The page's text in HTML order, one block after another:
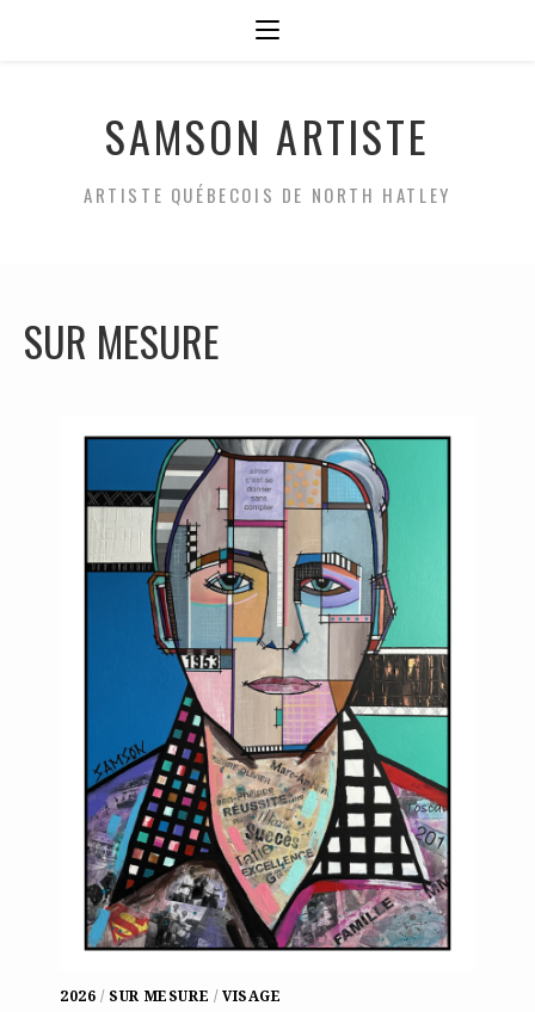
SAMSON ARTISTE
ARTISTE QUÉBECOIS DE NORTH HATLEY
SUR MESURE
2026 / SUR MESURE /VISAGE